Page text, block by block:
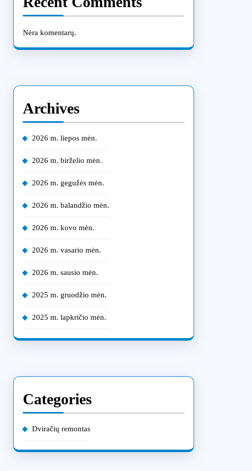
Nėra komentarų.
Archives
2026 m. liepos mėn.
2026 m. birželio mėn.
2026 m. gegužės mėn.
2026 m. balandžio mėn.
2026 m. kovo mėn.
2026 m. vasario mėn.
2026 m. sausio mėn.
2025 m. gruodžio mėn.
2025 m. lapkričio mėn.
Categories
Dviračių remontas